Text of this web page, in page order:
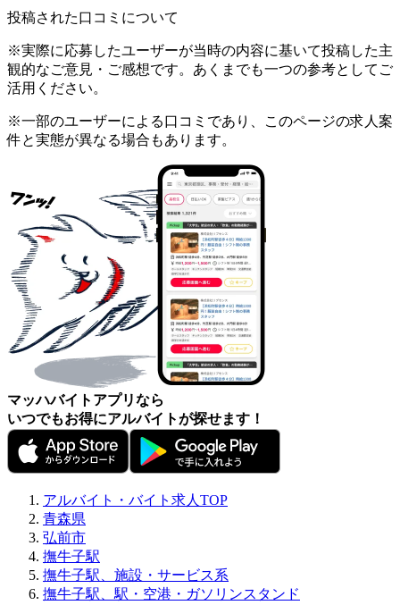
投稿された口コミについて
※実際に応募したユーザーが当時の内容に基いて投稿した主
観的なご意見・ご感想です。あくまでも一つの参考としてご
活用ください。
※一部のユーザーによる口コミであり、このページの求人案
件と実態が異なる場合もあります。
マッハバイトアプリなら
いつでもお得にアルバイトが探せます！
アルバイト・バイト求人TOP
青森県
弘前市
撫牛子駅
撫牛子駅、施設・サービス系
撫牛子駅、駅・空港・ガソリンスタンド